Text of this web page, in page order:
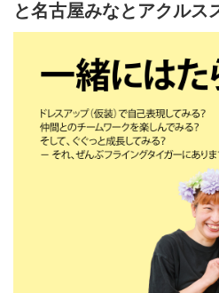
入社前に、事前に多店舗での研修を
安心してオープンを迎えられます。
本店所在地及び本社・営業本部：
Zebra Japan株式会社（東京都渋谷
と名古屋みなとアクルス